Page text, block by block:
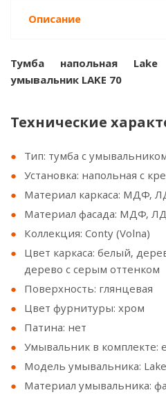
Описание
Тумба напольная
умывальник LAKE 70
Технические
Тип: тумба с
Установка: напольная с
Материал каркаса: МДФ,
Материал фасада: МДФ,
Коллекция: Conty (Volna)
Цвет каркаса: белый,
дерево с серым оттенком
Поверхность: глянцевая
Цвет фурнитуры: хром
Патина: нет
Умывальник в комплекте:
Модель умывальника:
Материал умывальника: